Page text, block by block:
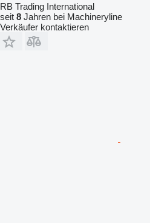
RB Trading International
seit 8 Jahren bei Machineryline
Verkäufer kontaktieren